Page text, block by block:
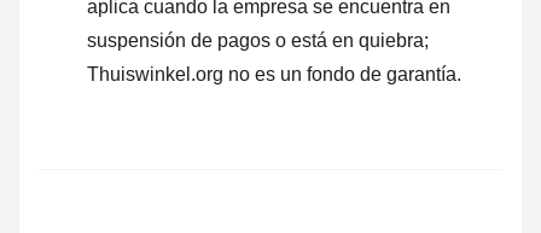
aplica cuando la empresa se encuentra en
suspensión de pagos o está en quiebra;
Thuiswinkel.org no es un fondo de garantía.